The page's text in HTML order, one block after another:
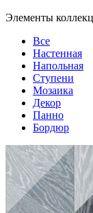
Страна
Производитель
Коллекция
Элементы
Все
Настенная
Напольная
Ступени
Мозаика
Декор
Панно
Бордюр